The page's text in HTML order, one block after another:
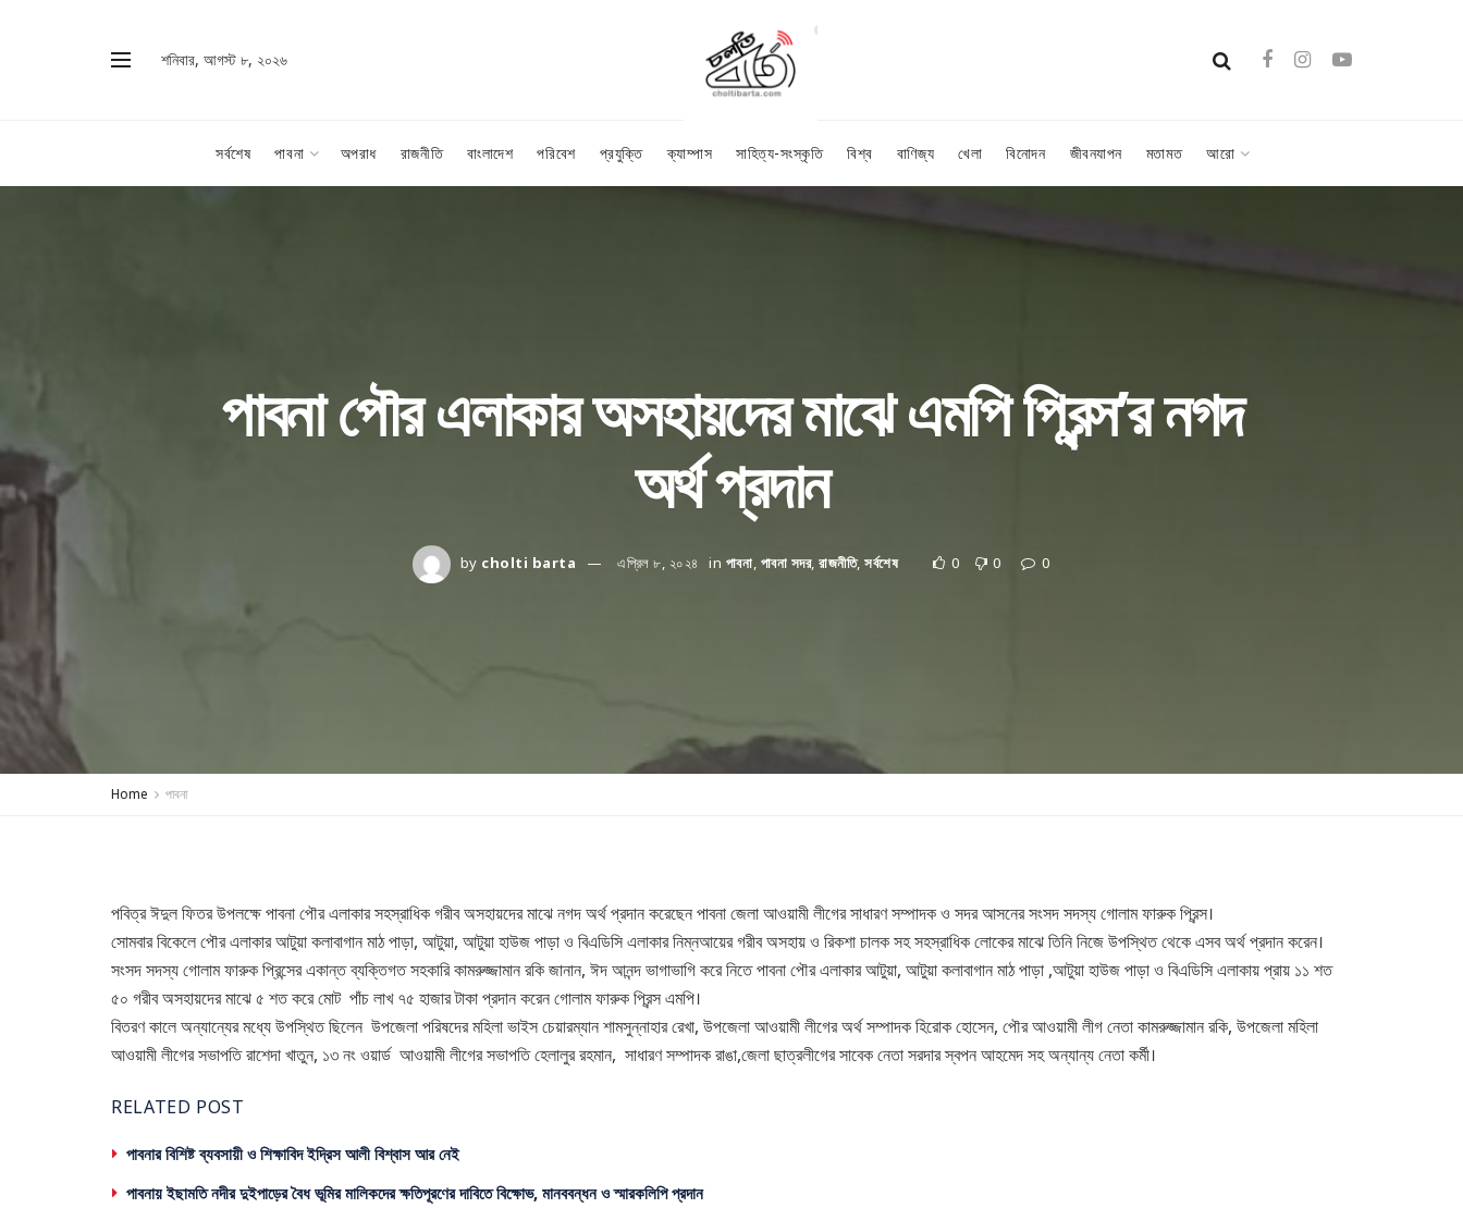
শনিবার, আগস্ট ৮, ২০২৬
সর্বশেষ পাবনা অপরাধ রাজনীতি বাংলাদেশ পরিবেশ প্রযুক্তি ক্যাম্পাস সাহিত্য-সংস্কৃতি বিশ্ব বাণিজ্য খেলা বিনোদন জীবনযাপন মতামত আরো
পাবনা পৌর এলাকার অসহায়দের মাঝে এমপি প্রিন্স’র নগদ
অর্থ প্রদান
by cholti barta এপ্রিল ৮, ২০২৪ in পাবনা, পাবনা সদর,রাজনীতি,সর্বশেষ 0 0 0
Home পাবনা
পবিত্র ঈদুল ফিতর উপলক্ষে পাবনা পৌর এলাকার সহস্রাধিক গরীব অসহায়দের মাঝে নগদ অর্থ প্রদান করেছেন পাবনা জেলা আওয়ামী লীগের সাধারণ সম্পাদক ও সদর আসনের সংসদ সদস্য গোলাম ফারুক প্রিন্স।
সোমবার বিকেলে পৌর এলাকার আটুয়া কলাবাগান মাঠ পাড়া, আটুয়া, আটুয়া হাউজ পাড়া ও বিএডিসি এলাকার নিম্নআয়ের গরীব অসহায় ও রিকশা চালক সহ সহস্রাধিক লোকের মাঝে তিনি নিজে উপস্থিত থেকে এসব অর্থ প্রদান করেন।
সংসদ সদস্য গোলাম ফারুক প্রিন্সের একান্ত ব্যক্তিগত সহকারি কামরুজ্জামান রকি জানান, ঈদ আনন্দ ভাগাভাগি করে নিতে পাবনা পৌর এলাকার আটুয়া, আটুয়া কলাবাগান মাঠ পাড়া ,আটুয়া হাউজ পাড়া ও বিএডিসি এলাকায় প্রায় ১১ শত
৫০ গরীব অসহায়দের মাঝে ৫ শত করে মোট পাঁচ লাখ ৭৫ হাজার টাকা প্রদান করেন গোলাম ফারুক প্রিন্স এমপি।
বিতরণ কালে অন্যান্যের মধ্যে উপস্থিত ছিলেন উপজেলা পরিষদের মহিলা ভাইস চেয়ারম্যান শামসুন্নাহার রেখা, উপজেলা আওয়ামী লীগের অর্থ সম্পাদক হিরোক হোসেন, পৌর আওয়ামী লীগ নেতা কামরুজ্জামান রকি, উপজেলা মহিলা
আওয়ামী লীগের সভাপতি রাশেদা খাতুন, ১৩ নং ওয়ার্ড আওয়ামী লীগের সভাপতি হেলালুর রহমান, সাধারণ সম্পাদক রাঙা,জেলা ছাত্রলীগের সাবেক নেতা সরদার স্বপন আহমেদ সহ অন্যান্য নেতা কর্মী।
RELATED POST
পাবনার বিশিষ্ট ব্যবসায়ী ও শিক্ষাবিদ ইদ্রিস আলী বিশ্বাস আর নেই
পাবনায় ইছামতি নদীর দুইপাড়ের বৈধ ভূমির মালিকদের ক্ষতিপূরণের দাবিতে বিক্ষোভ, মানববন্ধন ও স্মারকলিপি প্রদান